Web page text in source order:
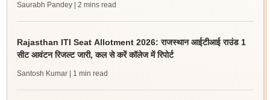
Saurabh Pandey | 2 mins read
Rajasthan ITI Seat Allotment 2026: राजस्थान आईटीआई राउंड 1
सीट आवंटन रिजल्ट जारी, कल से करें कॉलेज में रिपोर्ट
Santosh Kumar | 1 min read